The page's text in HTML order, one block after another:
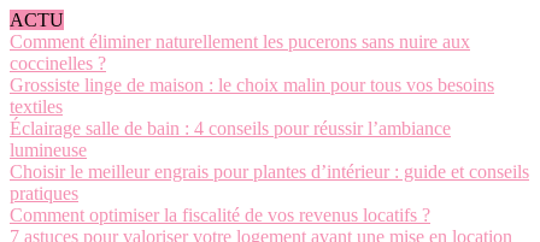
ACTU
Comment éliminer naturellement les pucerons sans nuire aux
coccinelles ?
Grossiste linge de maison : le choix malin pour tous vos besoins
textiles
Éclairage salle de bain : 4 conseils pour réussir l’ambiance
lumineuse
Choisir le meilleur engrais pour plantes d’intérieur : guide et conseils
pratiques
Comment optimiser la fiscalité de vos revenus locatifs ?
7 astuces pour valoriser votre logement avant une mise en location